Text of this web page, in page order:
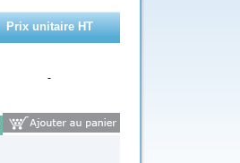
Prix unitaire HT
-